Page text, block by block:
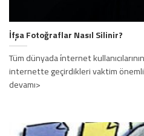
İfşa Fotoğraflar Nasıl Silinir?
Tüm dünyada i̇nternet
internette geçirdikleri vaktim önemli
devamı>